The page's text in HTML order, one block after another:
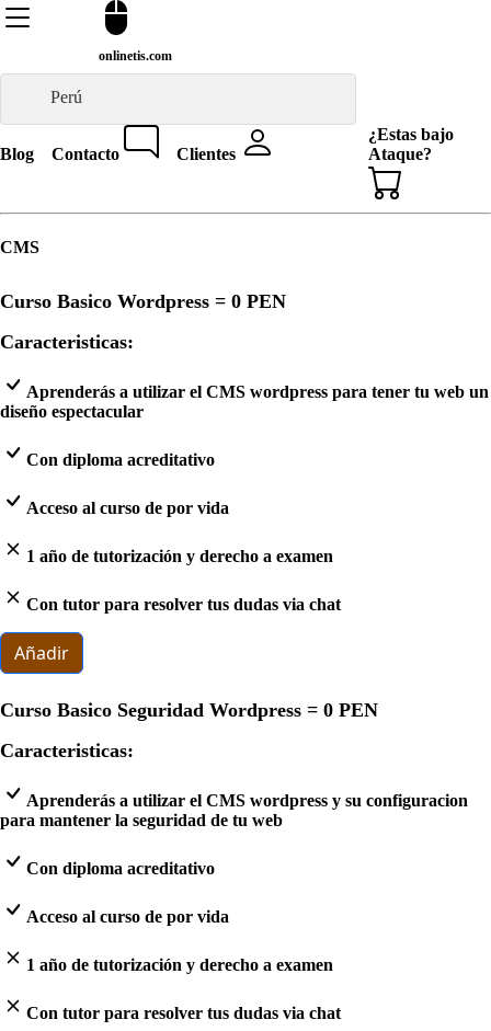
onlinetis.com
Perú
Blog Contacto Clientes
¿Estas bajo
Ataque?
CMS
Curso Basico Wordpress = 0 PEN
Caracteristicas:
Aprenderás a utilizar el CMS wordpress para tener tu web un
diseño espectacular
Con diploma acreditativo
Acceso al curso de por vida
1 año de tutorización y derecho a examen
Con tutor para resolver tus dudas via chat
Añadir
Curso Basico Seguridad Wordpress = 0 PEN
Caracteristicas:
Aprenderás a utilizar el CMS wordpress y su configuracion
para mantener la seguridad de tu web
Con diploma acreditativo
Acceso al curso de por vida
1 año de tutorización y derecho a examen
Con tutor para resolver tus dudas via chat